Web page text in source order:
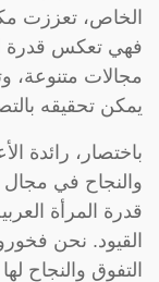
الخاص، تعززت
فهي تعكس قدرة
مجالات متنوعة،
يمكن تحقيقه
باختصار، رائدة
والنجاح في مجال
قدرة المرأة
القيود. نحن
التفوق والنجاح